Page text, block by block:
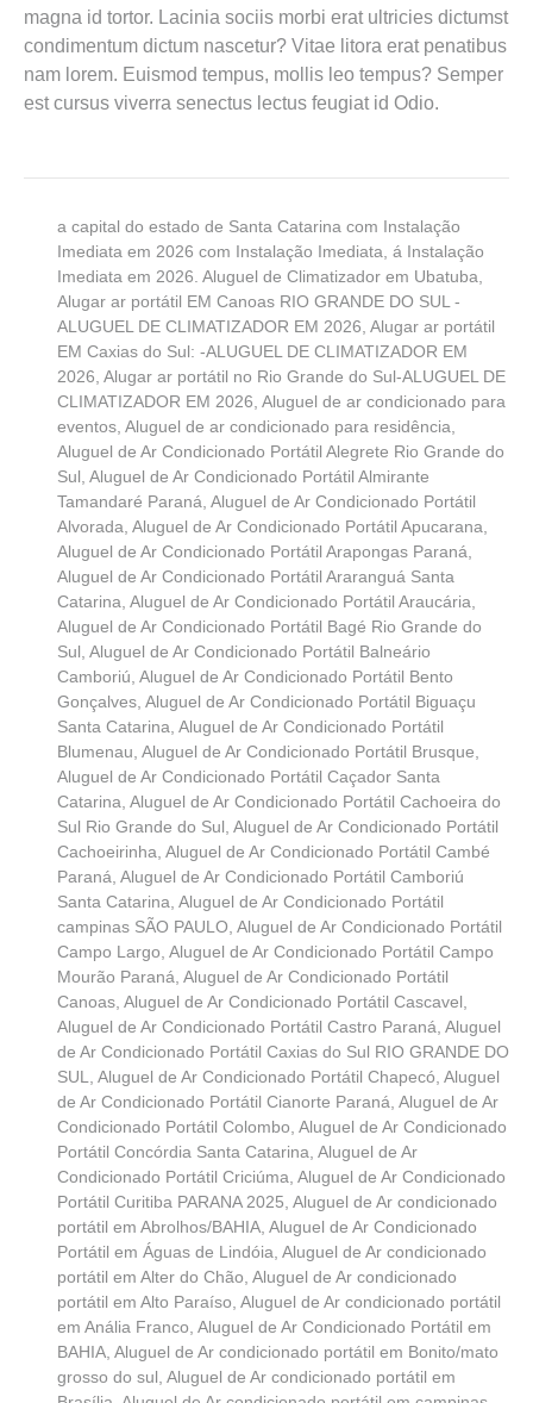
magna id tortor. Lacinia sociis morbi erat ultricies dictumst
condimentum dictum nascetur? Vitae litora erat penatibus
nam lorem. Euismod tempus, mollis leo tempus? Semper
est cursus viverra senectus lectus feugiat id Odio.
a capital do estado de Santa Catarina com Instalação
Imediata em 2026 com Instalação Imediata á Instalação
Imediata em 2026. Aluguel de Climatizador em Ubatuba
Alugar ar portátil EM Canoas RIO GRANDE DO SUL -
ALUGUEL DE CLIMATIZADOR EM 2026 Alugar ar portátil
EM Caxias do Sul: -ALUGUEL DE CLIMATIZADOR EM
2026 Alugar ar portátil no Rio Grande do Sul-ALUGUEL DE
CLIMATIZADOR EM 2026 Aluguel de ar condicionado para
eventos Aluguel de ar condicionado para residência
Aluguel de Ar Condicionado Portátil Alegrete Rio Grande do
Sul Aluguel de Ar Condicionado Portátil Almirante
Tamandaré Paraná Aluguel de Ar Condicionado Portátil
Alvorada Aluguel de Ar Condicionado Portátil Apucarana
Aluguel de Ar Condicionado Portátil Arapongas Paraná
Aluguel de Ar Condicionado Portátil Araranguá Santa
Catarina Aluguel de Ar Condicionado Portátil Araucária
Aluguel de Ar Condicionado Portátil Bagé Rio Grande do
Sul Aluguel de Ar Condicionado Portátil Balneário
Camboriú Aluguel de Ar Condicionado Portátil Bento
Gonçalves Aluguel de Ar Condicionado Portátil Biguaçu
Santa Catarina Aluguel de Ar Condicionado Portátil
Blumenau Aluguel de Ar Condicionado Portátil Brusque
Aluguel de Ar Condicionado Portátil Caçador Santa
Catarina Aluguel de Ar Condicionado Portátil Cachoeira do
Sul Rio Grande do Sul Aluguel de Ar Condicionado Portátil
Cachoeirinha Aluguel de Ar Condicionado Portátil Cambé
Paraná Aluguel de Ar Condicionado Portátil Camboriú
Santa Catarina Aluguel de Ar Condicionado Portátil
campinas SÃO PAULO Aluguel de Ar Condicionado Portátil
Campo Largo Aluguel de Ar Condicionado Portátil Campo
Mourão Paraná Aluguel de Ar Condicionado Portátil
Canoas Aluguel de Ar Condicionado Portátil Cascavel
Aluguel de Ar Condicionado Portátil Castro Paraná Aluguel
de Ar Condicionado Portátil Caxias do Sul RIO GRANDE DO
SUL
Aluguel de Ar Condicionado Portátil Chapecó Aluguel
de Ar Condicionado Portátil Cianorte Paraná Aluguel de Ar
Condicionado Portátil Colombo Aluguel de Ar Condicionado
Portátil Concórdia Santa Catarina Aluguel de Ar
Condicionado Portátil Criciúma Aluguel de Ar Condicionado
Portátil Curitiba PARANA 2025 Aluguel de Ar condicionado
portátil em Abrolhos/BAHIA Aluguel de Ar Condicionado
Portátil em Águas de Lindóia Aluguel de Ar condicionado
portátil em Alter do Chão Aluguel de Ar condicionado
portátil em Alto Paraíso Aluguel de Ar condicionado portátil
em Anália Franco Aluguel de Ar Condicionado Portátil em
BAHIA Aluguel de Ar condicionado portátil em Bonito/mato
grosso do sul Aluguel de Ar condicionado portátil em